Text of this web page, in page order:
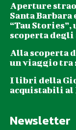
Aperture
Santa Barbara
“Tau
scoperta
Alla scoperta
un viaggio
I libri della
acquistabili al
Newsletter